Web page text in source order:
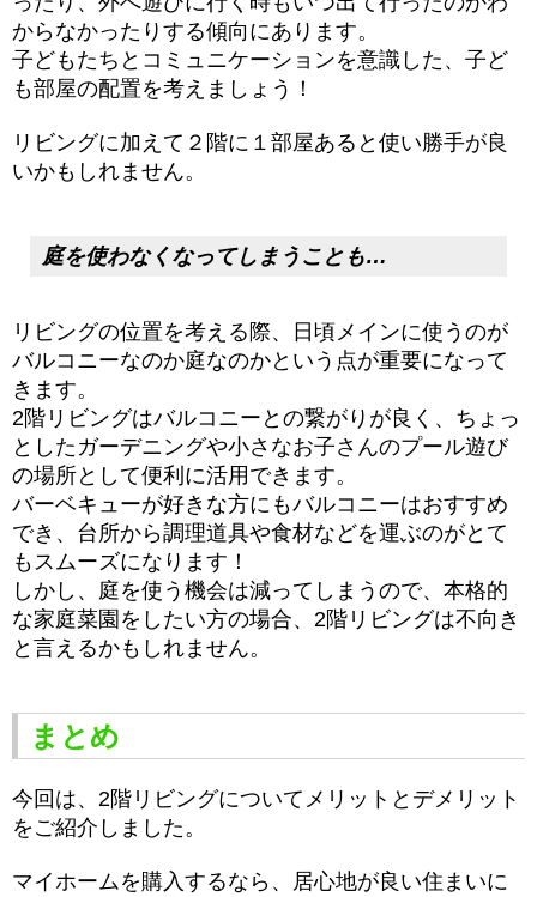
からなかったりする傾向にあります。
子どもたちとコミュニケーションを意識した、子ど
も部屋の配置を考えましょう！
リビングに加えて２階に１部屋あると使い勝手が良
いかもしれません。
庭を使わなくなってしまうことも…
リビングの位置を考える際、日頃メインに使うのが
バルコニーなのか庭なのかという点が重要になって
きます。
2階リビングはバルコニーとの繋がりが良く、ちょっ
としたガーデニングや小さなお子さんのプール遊び
の場所として便利に活用できます。
バーベキューが好きな方にもバルコニーはおすすめ
でき、台所から調理道具や食材などを運ぶのがとて
もスムーズになります！
しかし、庭を使う機会は減ってしまうので、本格的
な家庭菜園をしたい方の場合、2階リビングは不向き
と言えるかもしれません。
まとめ
今回は、2階リビングについてメリットとデメリット
をご紹介しました。
マイホームを購入するなら、居心地が良い住まいに